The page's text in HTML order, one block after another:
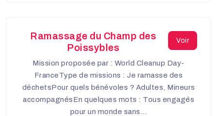
Voir
Ramassage du Champ des
Poissybles
Mission proposée par : World Cleanup Day-
FranceType de missions : Je ramasse des
déchetsPour quels bénévoles ? Adultes, Mineurs
accompagnésEn quelques mots : Tous engagés
pour un monde sans...